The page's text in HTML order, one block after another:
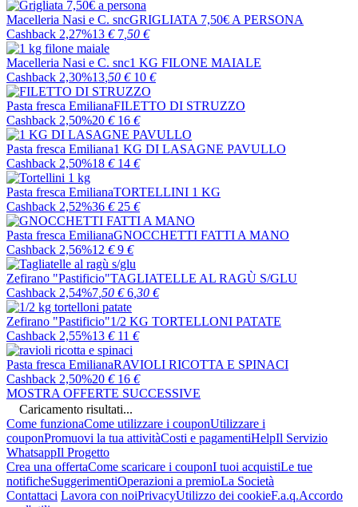
Macelleria Nasi e C. sncGRIGLIATA 7,50€ A PERSONA
Cashback 2,27%13 € 7 ,50 €
Macelleria Nasi e C. snc1 KG FILONE MAIALE
Cashback 2,30%13 ,50 € 10 €
Pasta fresca EmilianaFILETTO DI STRUZZO
Cashback 2,50%20 € 16 €
Pasta fresca Emiliana1 KG DI LASAGNE PAVULLO
Cashback 2,50%18 € 14 €
Pasta fresca EmilianaTORTELLINI 1 KG
Cashback 2,52%36 € 25 €
Pasta fresca EmilianaGNOCCHETTI FATTI A MANO
Cashback 2,56%12 € 9 €
Zefirano "Pastificio"TAGLIATELLE AL RAGÙ S/GLU
Cashback 2,54%7 ,50 € 6 ,30 €
Zefirano "Pastificio"1/2 KG TORTELLONI PATATE
Cashback 2,55%13 € 11 €
Pasta fresca EmilianaRAVIOLI RICOTTA E SPINACI
Cashback 2,50%20 € 16 €
MOSTRA OFFERTE SUCCESSIVE
Caricamento risultati...
Come funzionaCome utilizzare i couponUtilizzare i
couponPromuovi la tua attivitàCosti e pagamentiHelpIl Servizio
WhatsappIl Progetto
Crea una offertaCome scaricare i couponI tuoi acquistiLe tue
notificheSuggerimentiOperazioni a premioLa Società
Contattaci Lavora con noiPrivacyUtilizzo dei cookieF.a.q.Accordo